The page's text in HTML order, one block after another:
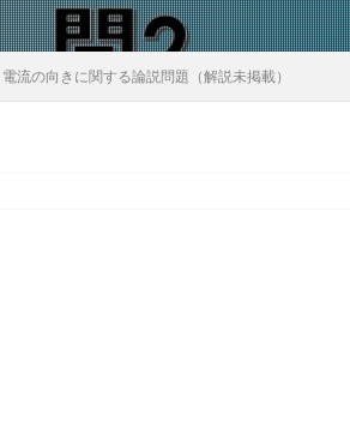
の向きに関する論説問題（解説未掲載）